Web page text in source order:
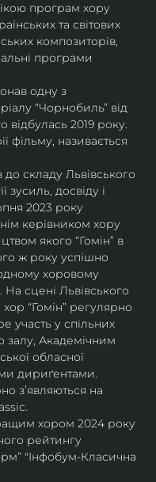
програм хору
та світових
композиторів,
програми
одну з
“Чорнобиль” від
відбулась 2019 року.
фільму, називається
до складу Львівського
зусиль, досвіду і
2023 року
керівником хору
якого “Гомін” в
ж року успішно
хоровому
На сцені Львівського
“Гомін” регулярно
участь у спільних
залу, Академічним
обласної
дириґентами.
зʼявляються на
хором 2024 року
рейтингу
"Інфобум-Класична